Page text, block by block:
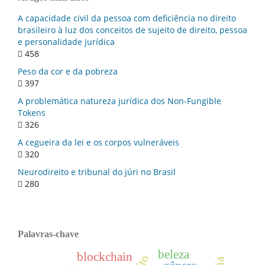
A capacidade civil da pessoa com deficiência no direito
brasileiro à luz dos conceitos de sujeito de direito, pessoa
e personalidade jurídica
458
Peso da cor e da pobreza
397
A problemática natureza jurídica dos Non-Fungible
Tokens
326
A cegueira da lei e os corpos vulneráveis
320
Neurodireito e tribunal do júri no Brasil
280
Palavras-chave
beleza
blockchain